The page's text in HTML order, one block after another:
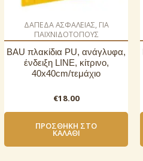
ΔΑΠΕΔΑ ΑΣΦΑΛΕΙΑΣ, ΓΙΑ
ΠΑΙΧΝΙΔΟΤΟΠΟΥΣ
BAU πλακίδια PU, ανάγλυφα,
ένδειξη LINE, κίτρινο,
40x40cm/τεμάχιο
€18.00
ΠΡΟΣΘΉΚΗ ΣΤΟ
ΚΑΛΆΘΙ